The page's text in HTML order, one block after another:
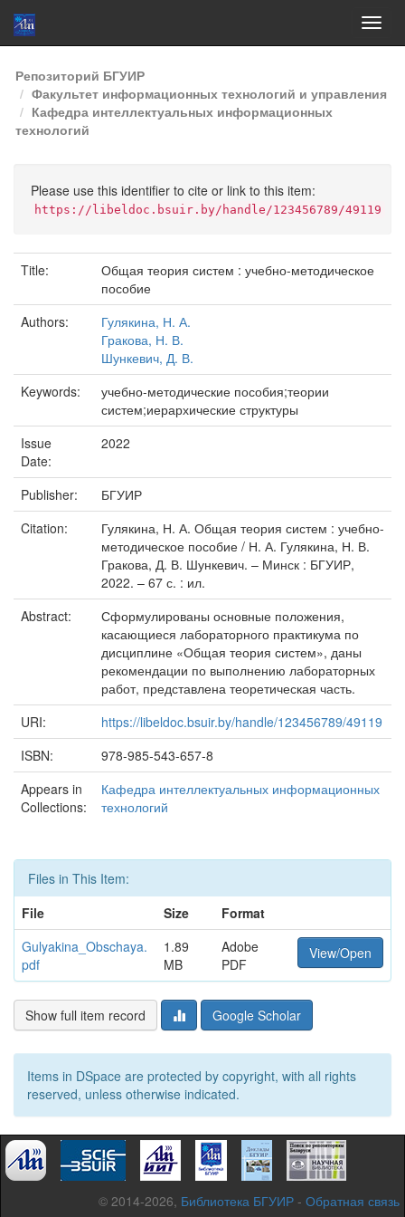
Skip
navigation
Репозиторий БГУИР
Факультет информационных технологий и управления
Кафедра интеллектуальных информационных
технологий
Please use this identifier to cite or link to this item:
https://libeldoc.bsuir.by/handle/123456789/49119
Title:
Общая теория систем : учебно-методическое
пособие
Authors:
Гулякина, Н. А.
Гракова, Н. В.
Шункевич, Д. В.
Keywords:
учебно-методические пособия;теории
систем;иерархические структуры
Issue
Date:
2022
Publisher:
БГУИР
Citation:
Гулякина, Н. А. Общая теория систем : учебно-
методическое пособие / Н. А. Гулякина, Н. В.
Гракова, Д. В. Шункевич. – Минск : БГУИР,
2022. – 67 с. : ил.
Abstract:
Сформулированы основные положения,
касающиеся лабораторного практикума по
дисциплине «Общая теория систем», даны
рекомендации по выполнению лабораторных
работ, представлена теоретическая часть.
URI:
https://libeldoc.bsuir.by/handle/123456789/49119
ISBN:
978-985-543-657-8
Appears in
Collections:
Кафедра интеллектуальных информационных
технологий
Files in This Item:
File
Size
Format
Gulyakina_Obschaya.
pdf
1.89
MB
Adobe
PDF
View/Open
Show full item record Google Scholar
Items in DSpace are protected by copyright, with all rights
reserved, unless otherwise indicated.
© 2014-2026, Библиотека БГУИР - Обратная связь